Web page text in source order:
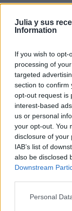
Julia y sus
Information
If you wish to
processing of
targeted
section to confirm
opt-out request is
interest-based
us or personal
your opt-out. You
disclosure of your
IAB’s list of
also be disclosed
Downstream
Personal